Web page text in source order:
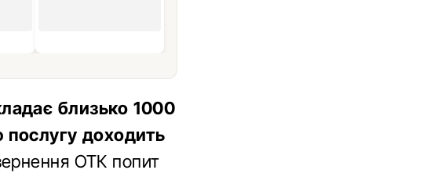
близько 1000
послугу доходить
ОТК попит